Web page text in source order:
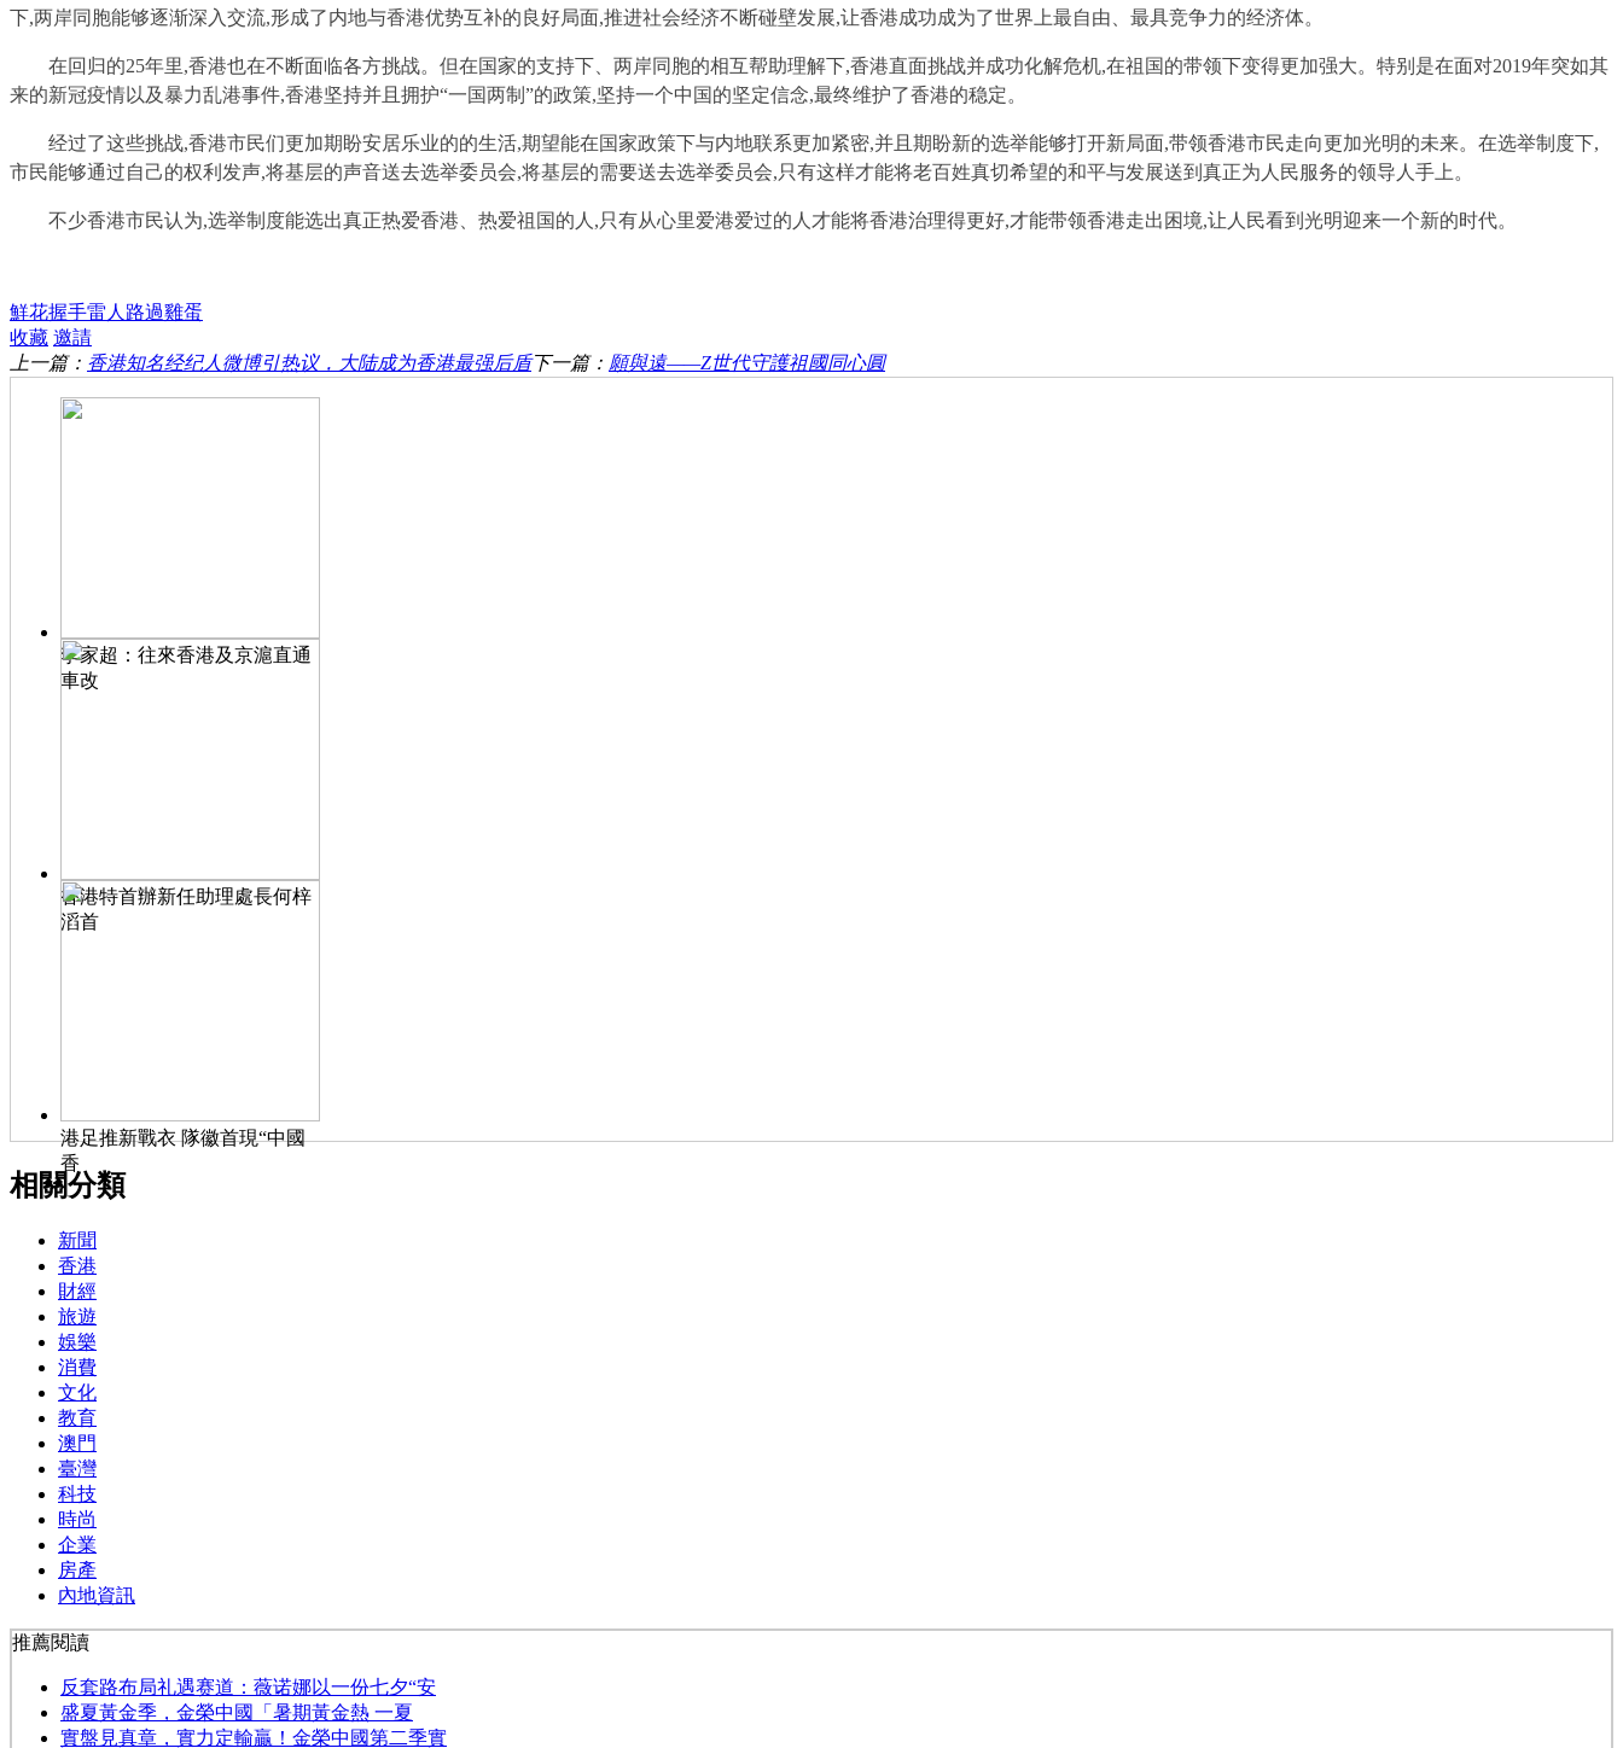
下,两岸同胞能够逐渐深入交流,形成了内地与香港优势互补的良好局面,推进社会经济不断碰壁发展,让香港成功成为了世界上最自由、最具竞争力的经济体。
在回归的25年里,香港也在不断面临各方挑战。但在国家的支持下、两岸同胞的相互帮助理解下,香港直面挑战并成功化解危机,在祖国的带领下变得更加强大。特别是在面对2019年突如其
来的新冠疫情以及暴力乱港事件,香港坚持并且拥护“一国两制”的政策,坚持一个中国的坚定信念,最终维护了香港的稳定。
经过了这些挑战,香港市民们更加期盼安居乐业的的生活,期望能在国家政策下与内地联系更加紧密,并且期盼新的选举能够打开新局面,带领香港市民走向更加光明的未来。在选举制度下,
市民能够通过自己的权利发声,将基层的声音送去选举委员会,将基层的需要送去选举委员会,只有这样才能将老百姓真切希望的和平与发展送到真正为人民服务的领导人手上。
不少香港市民认为,选举制度能选出真正热爱香港、热爱祖国的人,只有从心里爱港爱过的人才能将香港治理得更好,才能带领香港走出困境,让人民看到光明迎来一个新的时代。
鮮花握手雷人 路過雞蛋
收藏 邀請
上一篇： 香港知名经纪人微博引热议，大陆成为香港最强后盾下一篇： 願與遠——Z世代守護祖國同心圓
李家超：往來香港及京滬直通
車改
香港特首辦新任助理處長何梓
滔首
港足推新戰衣 隊徽首現“中國
香
相關分類
新聞
香港
財經
旅遊
娛樂
消費
文化
教育
澳門
臺灣
科技
時尚
企業
房產
內地資訊
推薦閱讀
反套路布局礼遇赛道：薇诺娜以一份七夕“安
​盛夏黃金季，金榮中國「暑期黃金熱 一夏
實盤見真章，實力定輸贏！金榮中國第二季實